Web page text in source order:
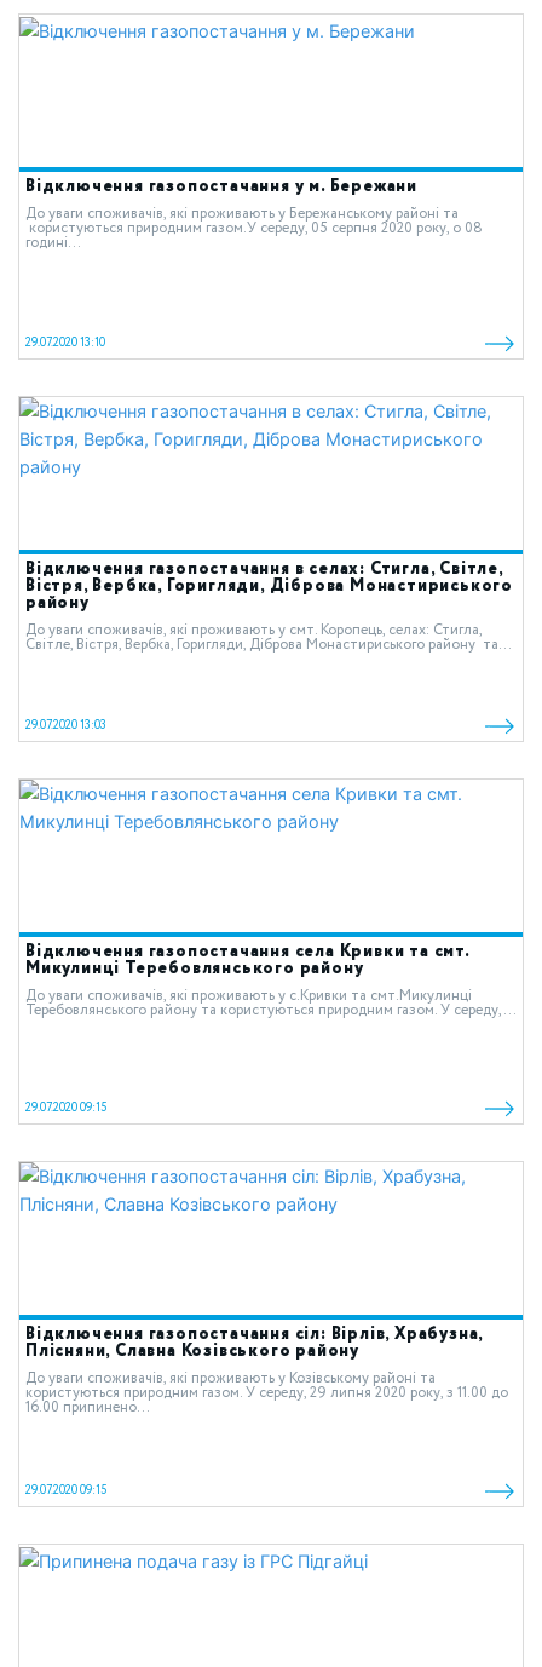
Відключення газопостачання у м. Бережани
До уваги споживачів, які проживають у Бережанському районі та
користуються природним газом.У середу, 05 серпня 2020 року, о 08
годині...
29.07.2020 13:10
Відключення газопостачання в селах: Стигла, Світле,
Вістря, Вербка, Горигляди, Діброва Монастириського
району
До уваги споживачів, які проживають у смт. Коропець, селах: Стигла,
Світле, Вістря, Вербка, Горигляди, Діброва Монастириського району та...
29.07.2020 13:03
Відключення газопостачання села Кривки та смт.
Микулинці Теребовлянського району
До уваги споживачів, які проживають у с.Кривки та смт.Микулинці
Теребовлянського району та користуються природним газом. У середу,...
29.07.2020 09:15
Відключення газопостачання сіл: Вірлів, Храбузна,
Плісняни, Славна Козівського району
До уваги споживачів, які проживають у Козівському районі та
користуються природним газом. У середу, 29 липня 2020 року, з 11.00 до
16.00 припинено...
29.07.2020 09:15